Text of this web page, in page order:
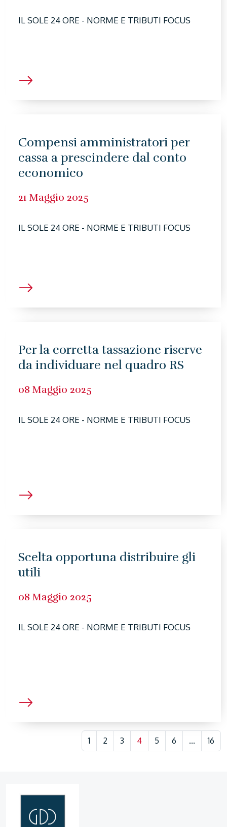
IL SOLE 24 ORE - NORME E TRIBUTI FOCUS
Compensi amministratori per
cassa a prescindere dal conto
economico
21 Maggio 2025
IL SOLE 24 ORE - NORME E TRIBUTI FOCUS
Per la corretta tassazione riserve
da individuare nel quadro RS
08 Maggio 2025
IL SOLE 24 ORE - NORME E TRIBUTI FOCUS
Scelta opportuna distribuire gli
utili
08 Maggio 2025
IL SOLE 24 ORE - NORME E TRIBUTI FOCUS
1 2 3 4 5 6 ... 16